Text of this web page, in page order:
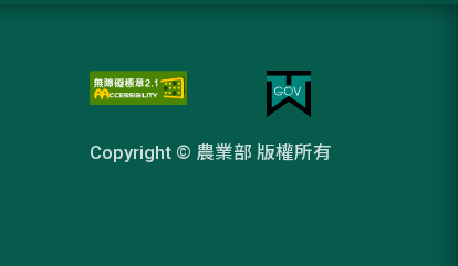
Copyright © 農業部 版權所有